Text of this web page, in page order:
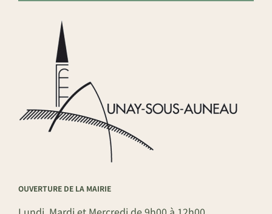
OUVERTURE DE LA MAIRIE